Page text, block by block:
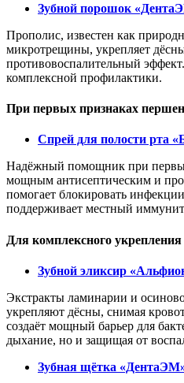
Зубной порошок
Прополис, известен как
микротрещины, укрепляет
противовоспалительный
комплексной профилактики.
При первых признаках
Спрей для полости рта
Надёжный помощник при
мощным антисептическим и
помогает блокировать
поддерживает местный
Для комплексного укрепления
Зубной эликсир
Экстракты ламинарии и
укрепляют дёсны, снимая
создаёт мощный барьер для
дыхание, но и защищая от
Зубная щётка